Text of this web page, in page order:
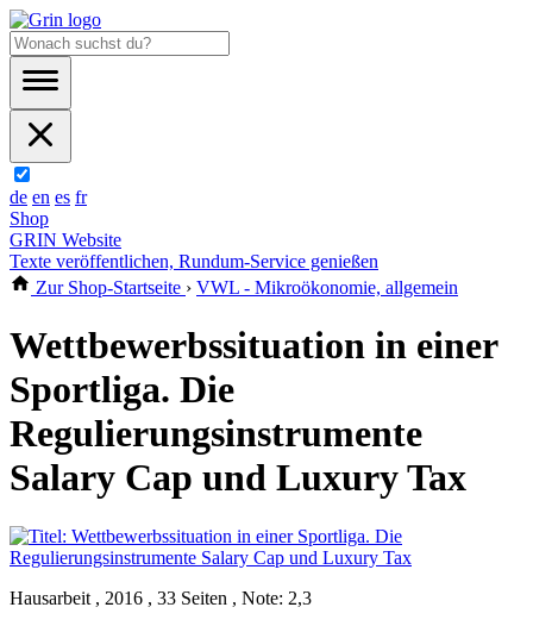
de en es fr
Shop
GRIN Website
Texte veröffentlichen, Rundum-Service genießen
Zur Shop-Startseite › VWL - Mikroökonomie, allgemein
Wettbewerbssituation in einer
Sportliga. Die
Regulierungsinstrumente
Salary Cap und Luxury Tax
Hausarbeit , 2016 , 33 Seiten , Note: 2,3